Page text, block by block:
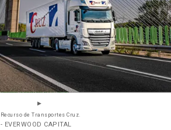
Recurso de Transportes Cruz.
- EVERWOOD CAPITAL